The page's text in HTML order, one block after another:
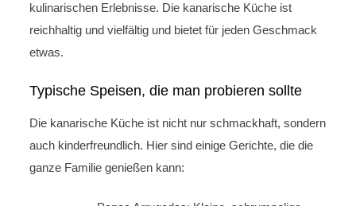
kulinarischen Erlebnisse. Die kanarische Küche ist
reichhaltig und vielfältig und bietet für jeden Geschmack
etwas.
Typische Speisen, die man probieren sollte
Die kanarische Küche ist nicht nur schmackhaft, sondern
auch kinderfreundlich. Hier sind einige Gerichte, die die
ganze Familie genießen kann: